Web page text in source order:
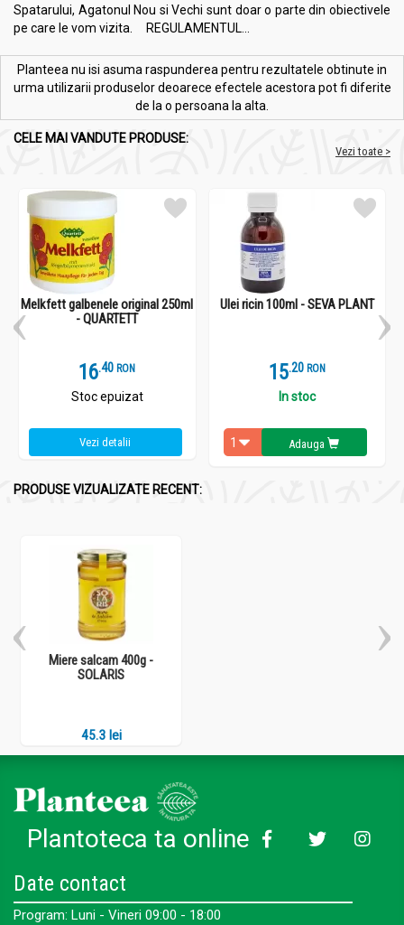
Spatarului, Agatonul Nou si Vechi sunt doar o parte din obiectivele
pe care le vom vizita. REGULAMENTUL...
Planteea nu isi asuma raspunderea pentru rezultatele obtinute in
urma utilizarii produselor deoarece efectele acestora pot fi diferite
de la o persoana la alta.
CELE MAI VANDUTE PRODUSE:
Vezi toate >
Melkfett galbenele original 250ml
- QUARTETT
16.4 RON
Stoc epuizat
Vezi detalii
Ulei ricin 100ml - SEVA PLANT
15.2 RON
In stoc
Adauga
PRODUSE VIZUALIZATE RECENT:
Miere salcam 400g -
SOLARIS
45.3 lei
Plantoteca ta online
Date contact
Program: Luni - Vineri 09:00 - 18:00